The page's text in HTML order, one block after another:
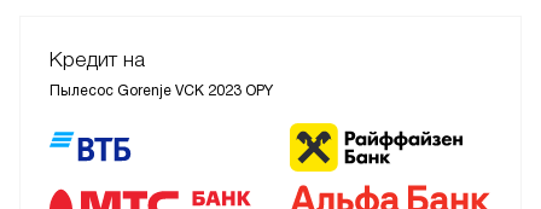
Кредит на
Пылесос Gorenje VCK 2023 OPY